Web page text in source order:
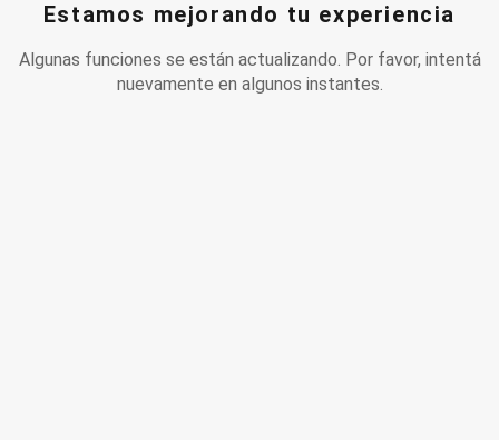
Estamos mejorando tu experiencia
Algunas funciones se están actualizando. Por favor, intentá
nuevamente en algunos instantes.